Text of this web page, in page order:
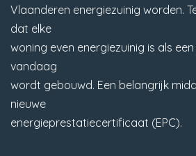
Vlaanderen energiezuinig worden.
dat elke
woning even energiezuinig is als
vandaag
wordt gebouwd. Een belangrijk
nieuwe
energieprestatiecertificaat (EPC).